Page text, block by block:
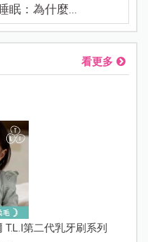
眠：為什麼...
看更多
T.L.I第二代乳牙刷系列